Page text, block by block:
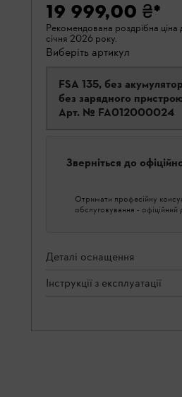
19 999,00 ₴*
Рекомендована роздрібна ціна
січня 2026 року.
Виберіть артикул
FSA 135, без
без зарядного
Арт. № FA012000024
Зверніться до
Отримати професійну
обслуговування -
Деталі оснащення
Інструкції з експлуатації